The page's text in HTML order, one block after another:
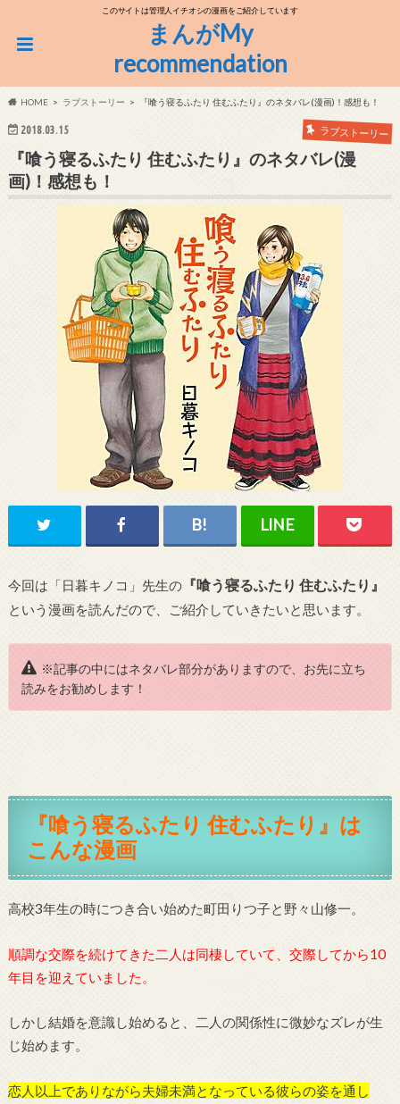
このサイトは管理人イチオシの漫画をご紹介しています
まんがMy
recommendation
HOME ラブストーリー 『喰う寝るふたり 住むふたり』のネタバレ(漫画)！感想も！
2018.03.15 ラブストーリー
『喰う寝るふたり 住むふたり』のネタバレ(漫
画)！感想も！
今回は「日暮キノコ」先生の『喰う寝るふたり 住むふたり』
という漫画を読んだので、ご紹介していきたいと思います。
※記事の中にはネタバレ部分がありますので、お先に立ち
読みをお勧めします！
『喰う寝るふたり 住むふたり』は
こんな漫画
高校3年生の時につき合い始めた町田りつ子と野々山修一。
順調な交際を続けてきた二人は同棲していて、交際してから10
年目を迎えていました。
しかし結婚を意識し始めると、二人の関係性に微妙なズレが生
じ始めます。
恋人以上でありながら夫婦未満となっている彼らの姿を通し